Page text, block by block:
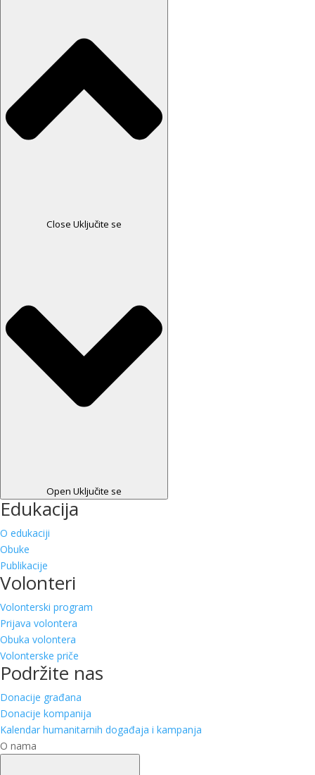
Close Uključite se
Open Uključite se
Edukacija
O edukaciji
Obuke
Publikacije
Volonteri
Volonterski program
Prijava volontera
Obuka volontera
Volonterske priče
Podržite nas
Donacije građana
Donacije kompanija
Kalendar humanitarnih događaja i kampanja
O nama